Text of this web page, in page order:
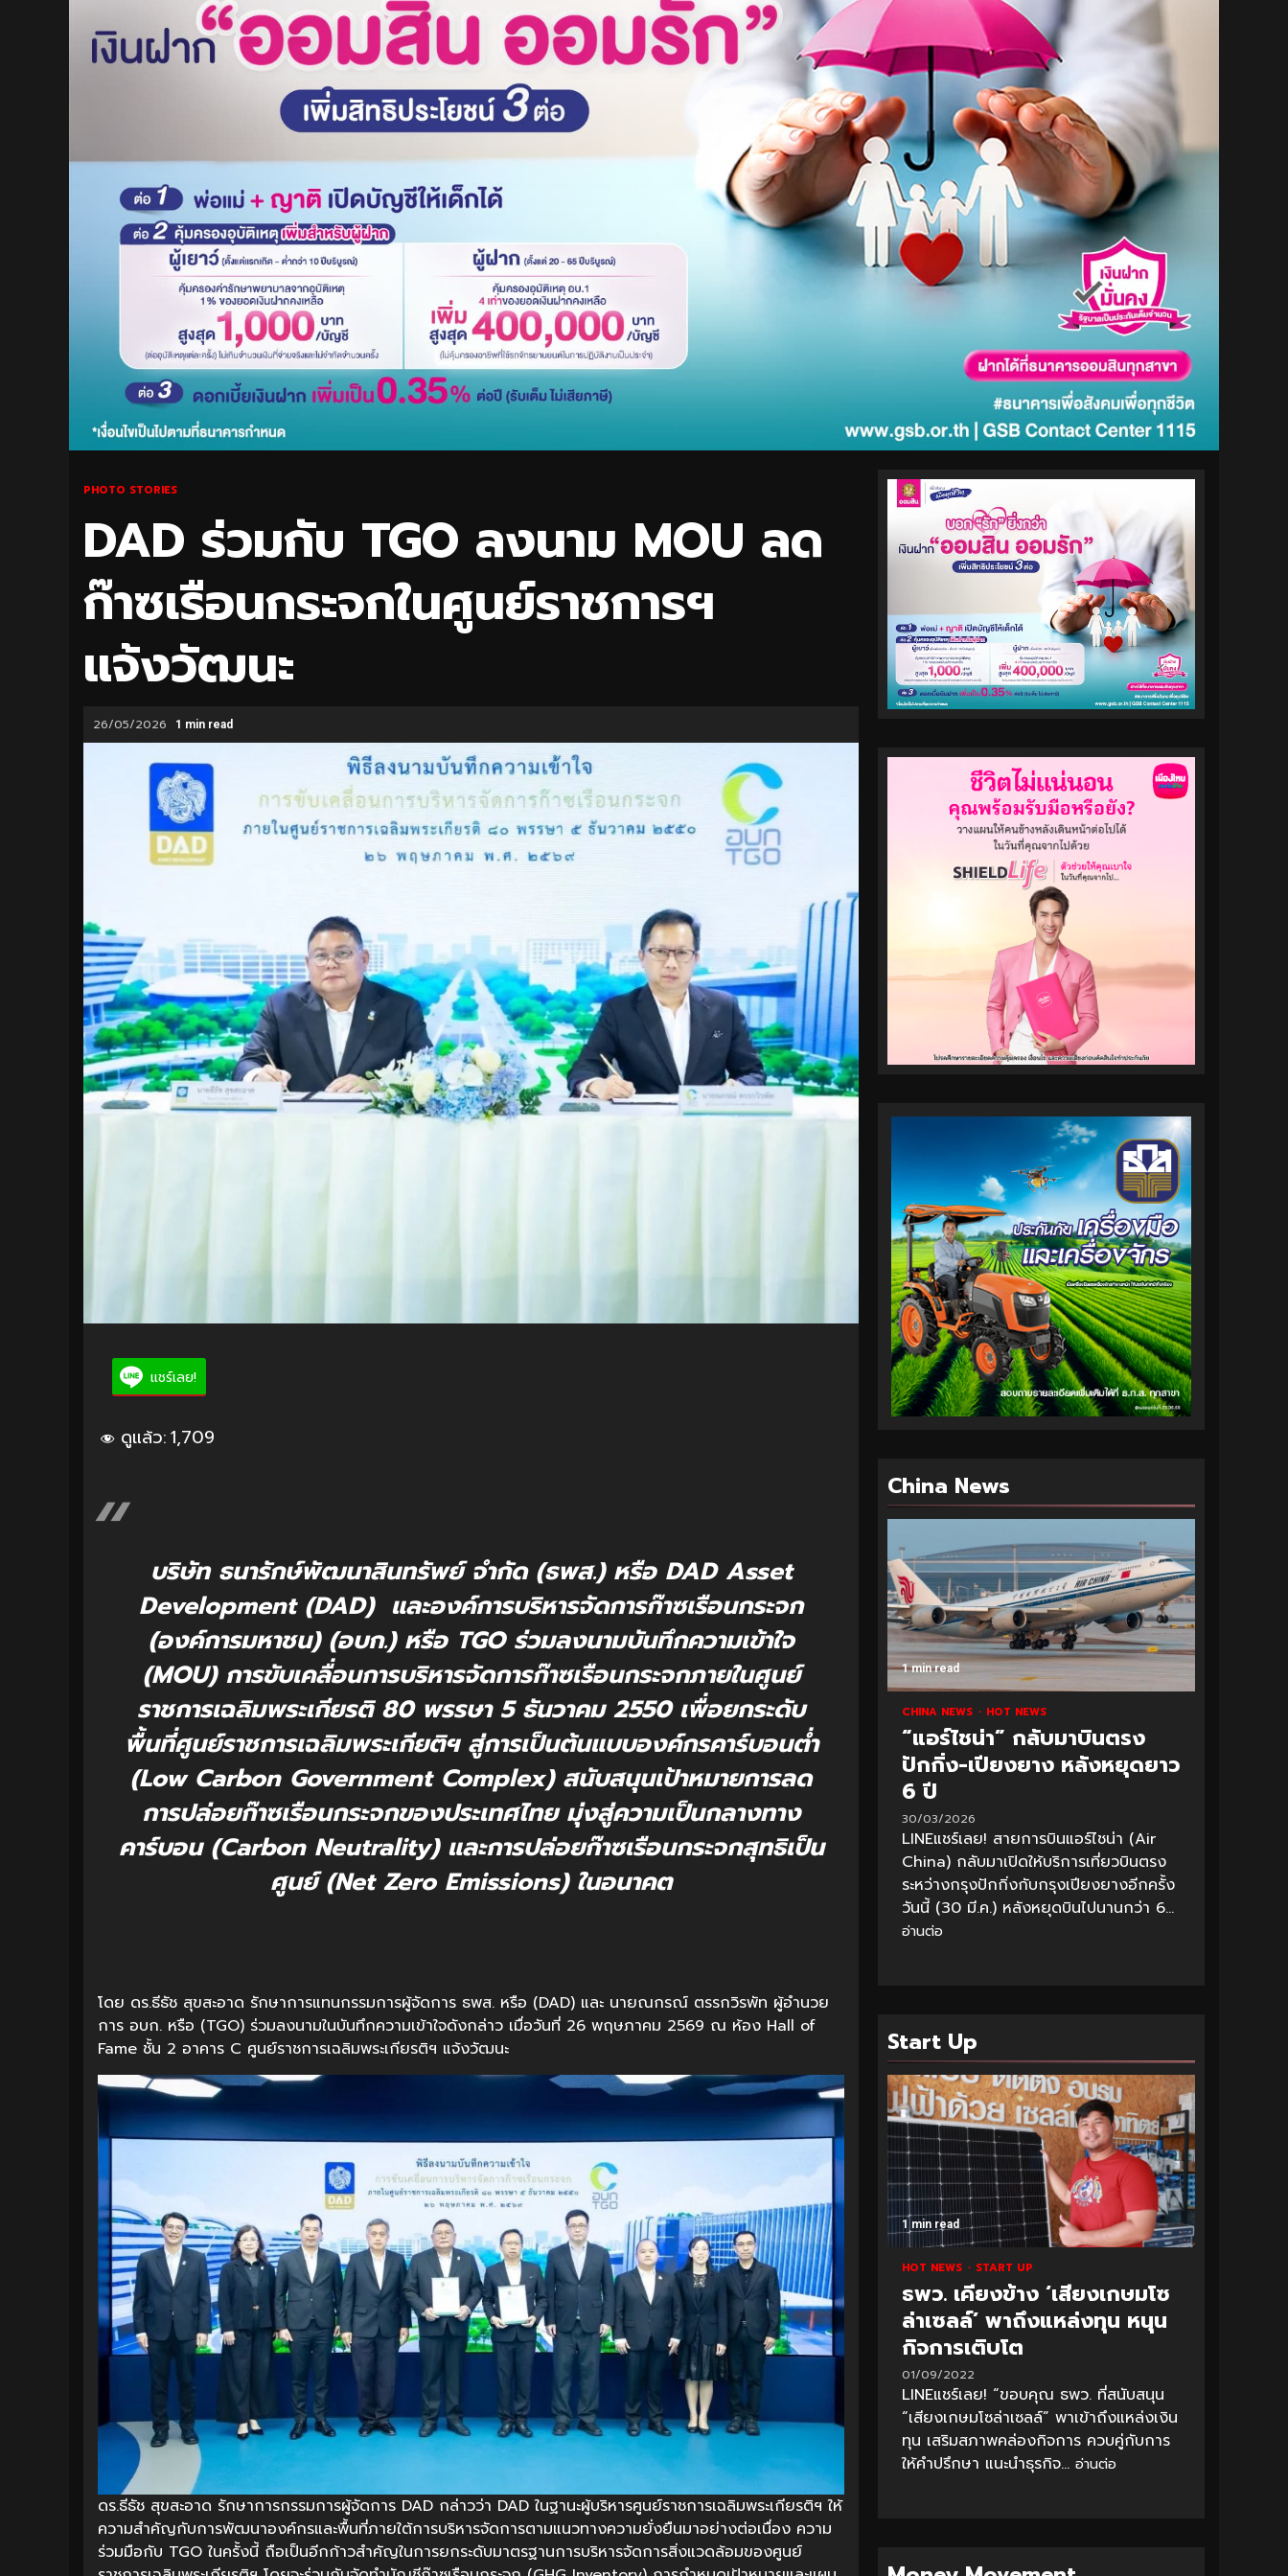
PHOTO STORIES
DAD ร่วมกับ TGO ลงนาม MOU ลด
ก๊าซเรือนกระจกในศูนย์ราชการฯ
แจ้งวัฒนะ
26/05/2026 1 min read
แชร์เลย!
ดูแล้ว:1,709
บริษัท ธนารักษ์พัฒนาสินทรัพย์ จำกัด (ธพส.) หรือ DAD Asset
Development (DAD) และองค์การบริหารจัดการก๊าซเรือนกระจก
(องค์การมหาชน) (อบก.) หรือ TGO ร่วมลงนามบันทึกความเข้าใจ
(MOU) การขับเคลื่อนการบริหารจัดการก๊าซเรือนกระจกภายในศูนย์
ราชการเฉลิมพระเกียรติ 80 พรรษา 5 ธันวาคม 2550 เพื่อยกระดับ
พื้นที่ศูนย์ราชการเฉลิมพระเกียติฯ สู่การเป็นต้นแบบองค์กรคาร์บอนต่ำ
(Low Carbon Government Complex) สนับสนุนเป้าหมายการลด
การปล่อยก๊าซเรือนกระจกของประเทศไทย มุ่งสู่ความเป็นกลางทาง
คาร์บอน (Carbon Neutrality) และการปล่อยก๊าซเรือนกระจกสุทธิเป็น
ศูนย์ (Net Zero Emissions) ในอนาคต
โดย ดร.ธีธัช สุขสะอาด รักษาการแทนกรรมการผู้จัดการ ธพส. หรือ (DAD) และ นายณกรณ์ ตรรกวิรพัท ผู้อำนวย
การ อบก. หรือ (TGO) ร่วมลงนามในบันทึกความเข้าใจดังกล่าว เมื่อวันที่ 26 พฤษภาคม 2569 ณ ห้อง Hall of
Fame ชั้น 2 อาคาร C ศูนย์ราชการเฉลิมพระเกียรติฯ แจ้งวัฒนะ
ดร.ธีธัช สุขสะอาด รักษาการกรรมการผู้จัดการ DAD กล่าวว่า DAD ในฐานะผู้บริหารศูนย์ราชการเฉลิมพระเกียรติฯ ให้
ความสำคัญกับการพัฒนาองค์กรและพื้นที่ภายใต้การบริหารจัดการตามแนวทางความยั่งยืนมาอย่างต่อเนื่อง ความ
ร่วมมือกับ TGO ในครั้งนี้ ถือเป็นอีกก้าวสำคัญในการยกระดับมาตรฐานการบริหารจัดการสิ่งแวดล้อมของศูนย์
China News
1 min read
CHINA NEWS HOT NEWS
“แอร์ไชน่า” กลับมาบินตรง
ปักกิ่ง-เปียงยาง หลังหยุดยาว
6 ปี
30/03/2026
LINEแชร์เลย! สายการบินแอร์ไชน่า (Air
China) กลับมาเปิดให้บริการเที่ยวบินตรง
ระหว่างกรุงปักกิ่งกับกรุงเปียงยางอีกครั้ง
วันนี้ (30 มี.ค.) หลังหยุดบินไปนานกว่า 6...
อ่านต่อ
Start Up
1 min read
HOT NEWS START UP
ธพว. เคียงข้าง ‘เสียงเกษมโซ
ล่าเซลล์’ พาถึงแหล่งทุน หนุน
กิจการเติบโต
01/09/2022
LINEแชร์เลย! “ขอบคุณ ธพว. ที่สนับสนุน
“เสียงเกษมโซล่าเซลล์” พาเข้าถึงแหล่งเงิน
ทุน เสริมสภาพคล่องกิจการ ควบคู่กับการ
ให้คำปรึกษา แนะนำธุรกิจ... อ่านต่อ